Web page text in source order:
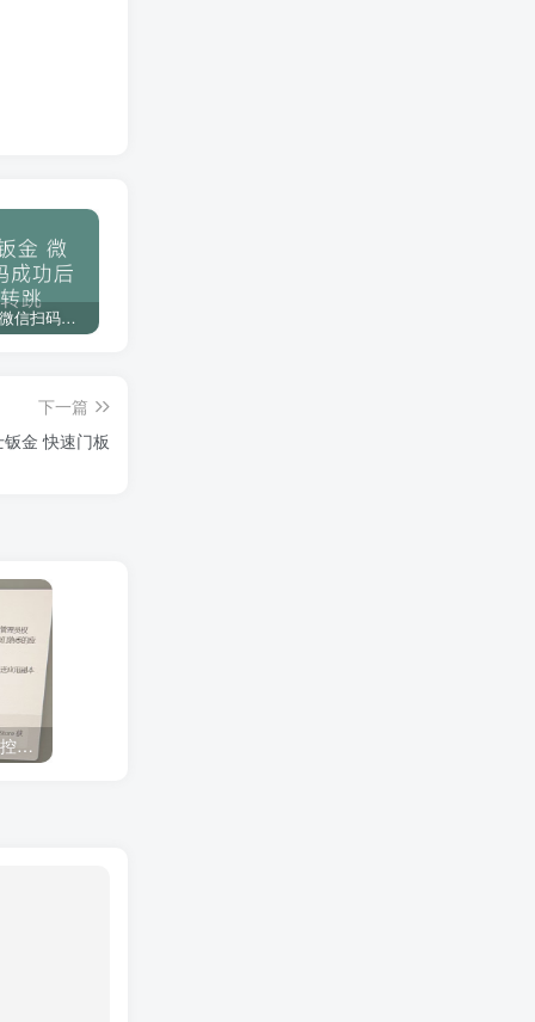
博士钣金 微信扫码成功后不转跳
下一篇
金 快速门板
【已解决】Win11智能应用控制提示：“此应用的一部分已被阻止”